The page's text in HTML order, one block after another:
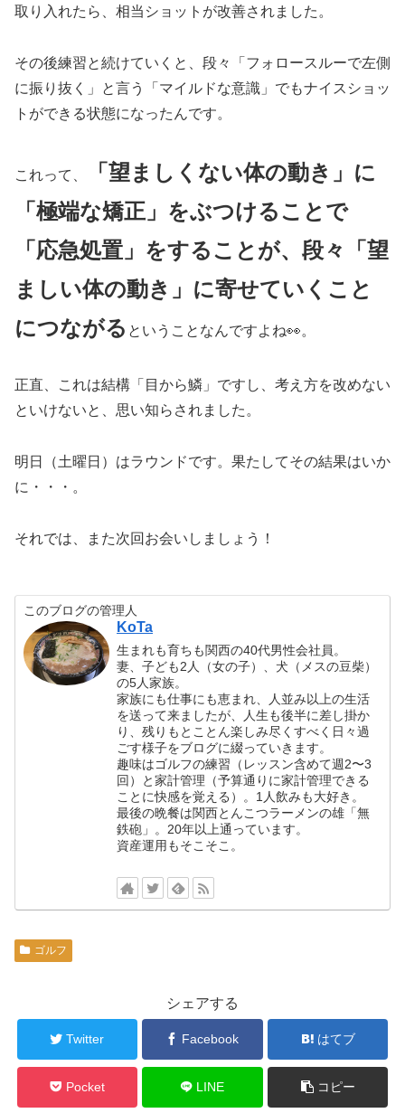
取り入れたら、相当ショットが改善されました。
その後練習と続けていくと、段々「フォロースルーで左側
に振り抜く」と言う「マイルドな意識」でもナイスショッ
トができる状態になったんです。
これって、
「望ましくない体の動き」に
「極端な矯正」をぶつけることで
「応急処置」をすることが、段々「望
ましい体の動き」に寄せていくこと
につながる ということなんですよね👀。
正直、これは結構「目から鱗」ですし、考え方を改めない
といけないと、思い知らされました。
明日（土曜日）はラウンドです。果たしてその結果はいか
に・・・。
それでは、また次回お会いしましょう！
このブログの管理人
KoTa
生まれも育ちも関西の40代男性会社員。
妻、子ども2人（女の子）、犬（メスの豆柴）
の5人家族。
家族にも仕事にも恵まれ、人並み以上の生活
を送って来ましたが、人生も後半に差し掛か
り、残りもとことん楽しみ尽くすべく日々過
ごす様子をブログに綴っていきます。
趣味はゴルフの練習（レッスン含めて週2〜3
回）と家計管理（予算通りに家計管理できる
ことに快感を覚える）。1人飲みも大好き。
最後の晩餐は関西とんこつラーメンの雄「無
鉄砲」。20年以上通っています。
資産運用もそこそこ。
ゴルフ
シェアする
Twitter Facebook はてブ
Pocket LINE コピー